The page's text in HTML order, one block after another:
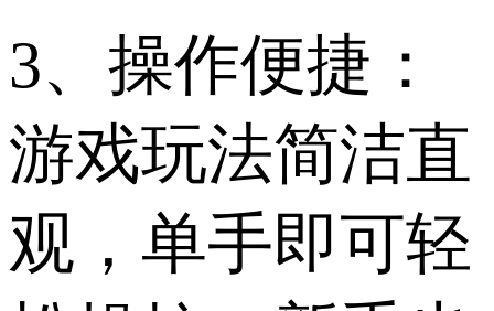
3、操作便捷：
游戏玩法简洁直
观，单手即可轻